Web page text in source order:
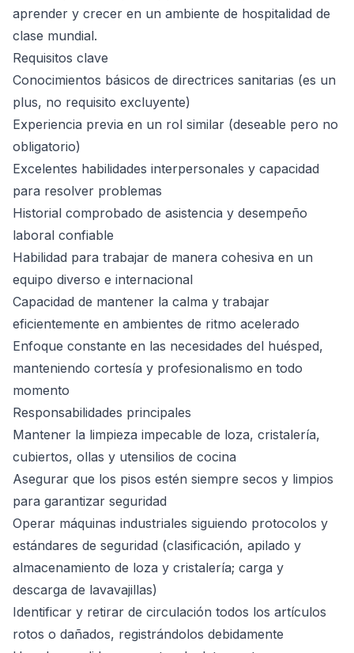
aprender y crecer en un ambiente de hospitalidad de
clase mundial.
Requisitos clave
Conocimientos básicos de directrices sanitarias (es un
plus, no requisito excluyente)
Experiencia previa en un rol similar (deseable pero no
obligatorio)
Excelentes habilidades interpersonales y capacidad
para resolver problemas
Historial comprobado de asistencia y desempeño
laboral confiable
Habilidad para trabajar de manera cohesiva en un
equipo diverso e internacional
Capacidad de mantener la calma y trabajar
eficientemente en ambientes de ritmo acelerado
Enfoque constante en las necesidades del huésped,
manteniendo cortesía y profesionalismo en todo
momento
Responsabilidades principales
Mantener la limpieza impecable de loza, cristalería,
cubiertos, ollas y utensilios de cocina
Asegurar que los pisos estén siempre secos y limpios
para garantizar seguridad
Operar máquinas industriales siguiendo protocolos y
estándares de seguridad (clasificación, apilado y
almacenamiento de loza y cristalería; carga y
descarga de lavavajillas)
Identificar y retirar de circulación todos los artículos
rotos o dañados, registrándolos debidamente